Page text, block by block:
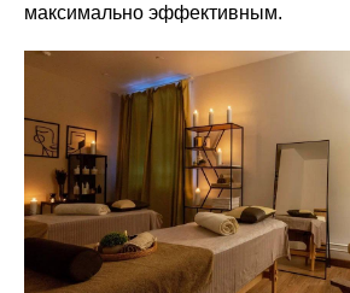
максимально эффективным.